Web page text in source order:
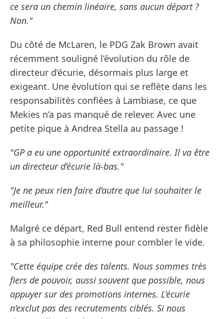
ce sera un chemin linéaire, sans aucun départ ?
Non."
Du côté de McLaren, le PDG Zak Brown avait
récemment souligné l’évolution du rôle de
directeur d’écurie, désormais plus large et
exigeant. Une évolution qui se reflète dans les
responsabilités confiées à Lambiase, ce que
Mekies n’a pas manqué de relever. Avec une
petite pique à Andrea Stella au passage !
"GP a eu une opportunité extraordinaire. Il va être
un directeur d’écurie là-bas."
"Je ne peux rien faire d’autre que lui souhaiter le
meilleur."
Malgré ce départ, Red Bull entend rester fidèle
à sa philosophie interne pour combler le vide.
"Cette équipe crée des talents. Nous sommes très
fiers de pouvoir, aussi souvent que possible, nous
appuyer sur des promotions internes. L’écurie
n’exclut pas des recrutements ciblés. Si nous